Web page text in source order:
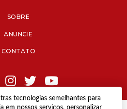
tecnologias semelhantes para
em nossos serviços, personalizar
SOBRE
ANUNCIE
CONTATO